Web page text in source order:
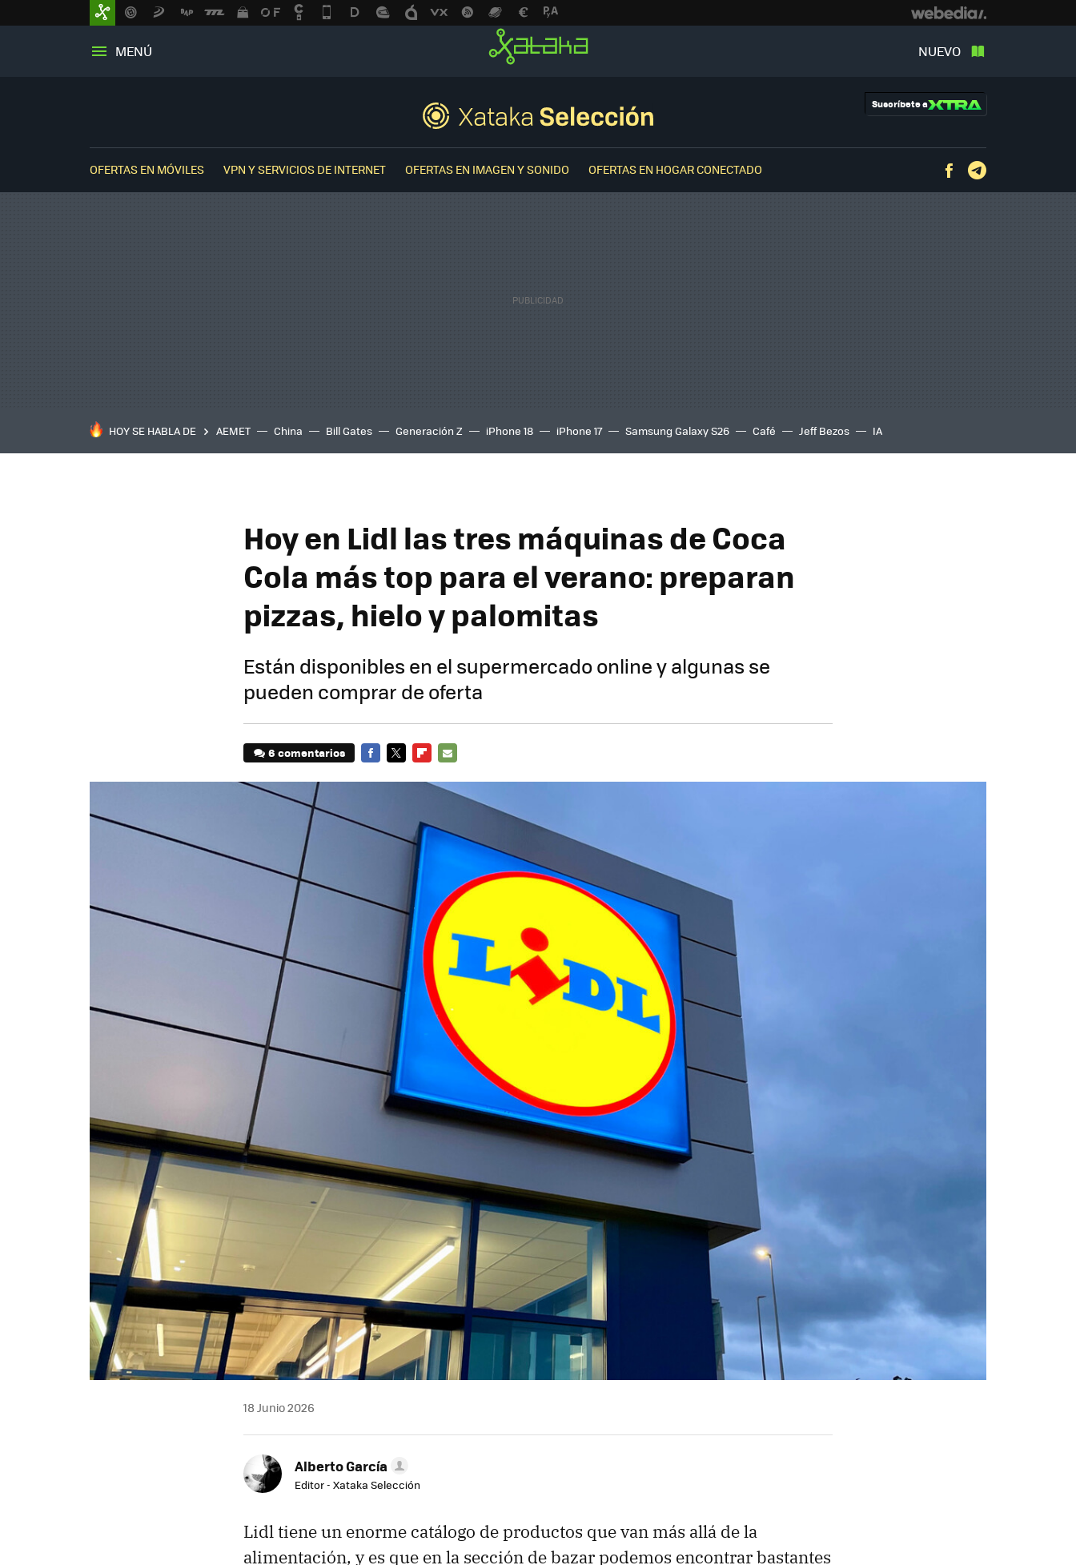
MENÚ NUEVO
Suscríbete a
OFERTAS EN MÓVILES VPN Y SERVICIOS DE INTERNET OFERTAS EN IMAGEN Y SONIDO OFERTAS EN HOGAR CONECTADO Facebook
HOY SE HABLA DE AEMET China Bill Gates Generación Z iPhone 18 iPhone 17 Samsung Galaxy S26 Café Jeff Bezos IA
Hoy en Lidl las tres máquinas de Coca
Cola más top para el verano: preparan
pizzas, hielo y palomitas
Están disponibles en el supermercado online y algunas se
pueden comprar de oferta
6 comentarios
MAIL
18 Junio 2026
Alberto García
Editor - Xataka Selección
Lidl tiene un enorme catálogo de productos que van más allá de la
alimentación, y es que en la sección de bazar podemos encontrar bastantes